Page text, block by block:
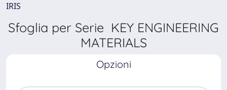
IRIS
Sfoglia per Serie KEY ENGINEERING
MATERIALS
Opzioni